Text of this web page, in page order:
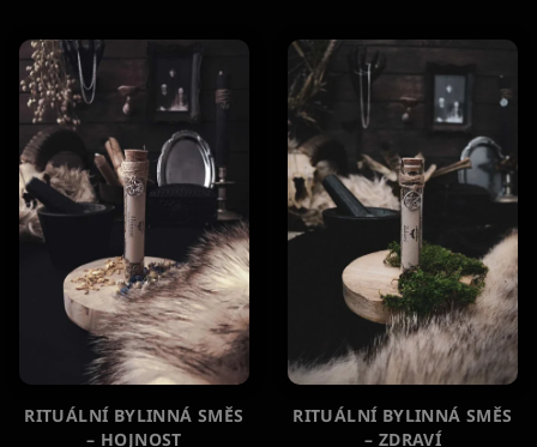
RITUÁLNÍ BYLINNÁ SMĚS
– HOJNOST
RITUÁLNÍ BYLINNÁ SMĚS
– ZDRAVÍ